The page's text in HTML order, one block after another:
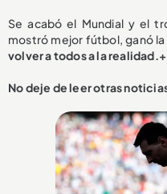
Se acabó el Mundial y el
mostró mejor fútbol, ganó
volver a todos a la realidad.+
No deje de leer otras